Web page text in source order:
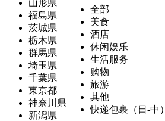
山形県
福島県
茨城県
栃木県
群馬県
埼玉県
千葉県
東京都
神奈川県
新潟県
全部
美食
酒店
休闲娱乐
生活服务
购物
旅游
其他
快递包裹（日-中）